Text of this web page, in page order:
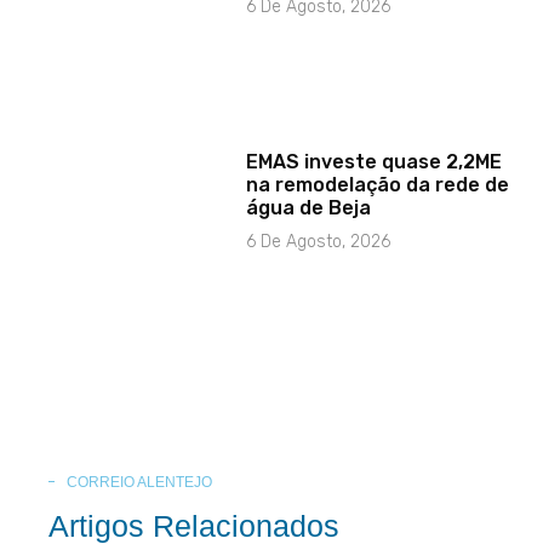
6 De Agosto, 2026
EMAS investe quase 2,2ME
na remodelação da rede de
água de Beja
6 De Agosto, 2026
CORREIO ALENTEJO
Artigos Relacionados